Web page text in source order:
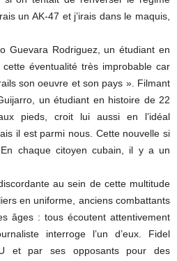
un AK-47 et j’irais dans le maquis,
Guevara Rodriguez, un étudiant en
éventualité très improbable car
son oeuvre et son pays ». Filmant
un étudiant en histoire de 22
pieds, croit lui aussi en l’idéal
il est parmi nous. Cette nouvelle si
chaque citoyen cubain, il y a un
au sein de cette multitude
en uniforme, anciens combattants
âges : tous écoutent attentivement
interroge l’un d’eux. Fidel
et par ses opposants pour des